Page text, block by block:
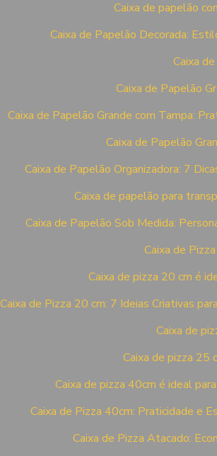
Caixa de papelão
Caixa de Papelão Decorada:
Caixa
Caixa de Papelão
Caixa de Papelão Grande com Tampa:
Caixa de Papelão
Caixa de Papelão Organizadora: 7
Caixa de papelão para
Caixa de Papelão Sob Medida:
Caixa de
Caixa de pizza 20 cm é
Caixa de Pizza 20 cm: 7 Ideias Criativas
Caixa de
Caixa de pizza 25
Caixa de pizza 40cm é ideal
Caixa de Pizza 40cm: Praticidade e
Caixa de Pizza Atacado: